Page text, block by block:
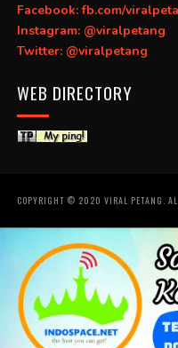
Facebook: fb.com/
Instagram: @viralpetang
Twitter: @viralpetang
WEB DIRECTORY
COPYRIGHT © 2020 VIRAL PETANG.